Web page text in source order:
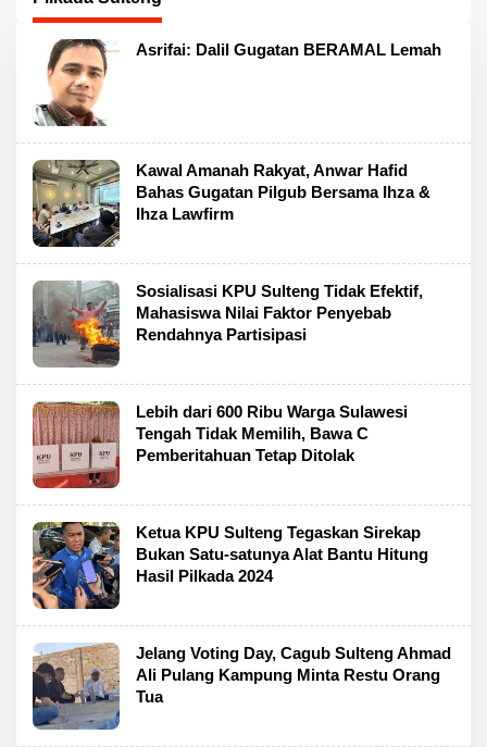
Asrifai: Dalil Gugatan BERAMAL Lemah
Kawal Amanah Rakyat, Anwar Hafid
Bahas Gugatan Pilgub Bersama Ihza &
Ihza Lawfirm
Sosialisasi KPU Sulteng Tidak Efektif,
Mahasiswa Nilai Faktor Penyebab
Rendahnya Partisipasi
Lebih dari 600 Ribu Warga Sulawesi
Tengah Tidak Memilih, Bawa C
Pemberitahuan Tetap Ditolak
Ketua KPU Sulteng Tegaskan Sirekap
Bukan Satu-satunya Alat Bantu Hitung
Hasil Pilkada 2024
Jelang Voting Day, Cagub Sulteng Ahmad
Ali Pulang Kampung Minta Restu Orang
Tua